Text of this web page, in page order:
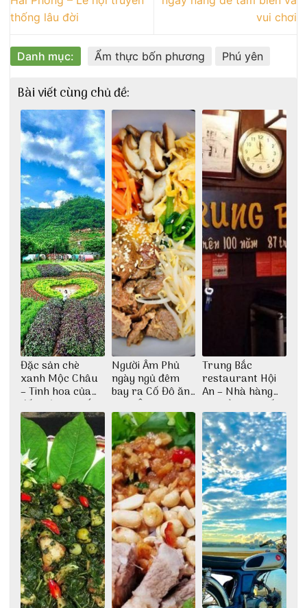
thống lâu đời
vui chơi
Danh mục: Ẩm thực bốn phương Phú yên
Bài viết cùng chủ đề:
Đặc sản chè
xanh Mộc Châu
– Tinh hoa của
đất trời Tây Bắc
Người Âm Phủ
ngày ngủ đêm
bay ra Cố Đô ăn
Cơm Âm Phủ
Huế
Trung Bắc
restaurant Hội
An – Nhà hàng
cao lầu có thiết
kế vô cùng ấn
tượng giữa lòng
phố Hội